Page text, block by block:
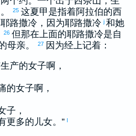
。 25 这夏甲 是指着阿拉伯的西
耶路撒冷 ，因为耶路撒冷 j 和她
26 但那在上面的耶路撒冷是自
母亲。 27 因为经上记着：
产的女子啊，
的女子啊，
子，
更多的儿女。” l